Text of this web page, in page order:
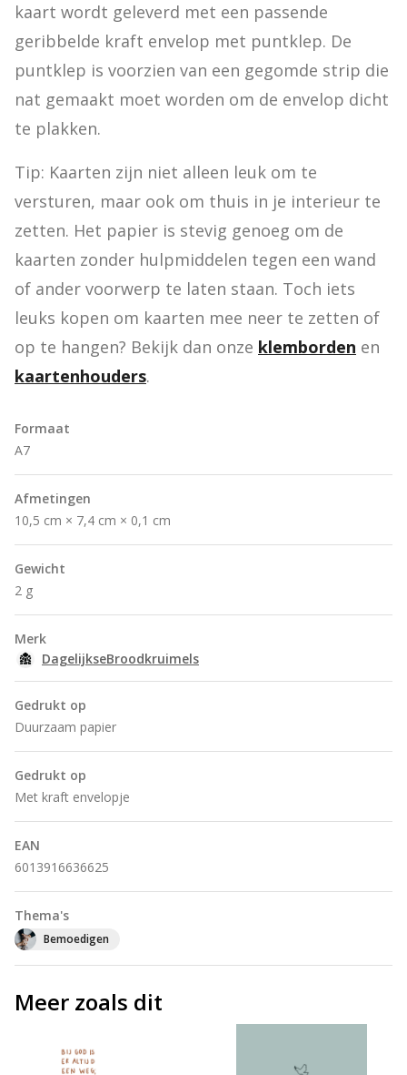
kaart wordt geleverd met een passende
geribbelde kraft envelop met puntklep. De
puntklep is voorzien van een gegomde strip die
nat gemaakt moet worden om de envelop dicht
te plakken.
Tip: Kaarten zijn niet alleen leuk om te
versturen, maar ook om thuis in je interieur te
zetten. Het papier is stevig genoeg om de
kaarten zonder hulpmiddelen tegen een wand
of ander voorwerp te laten staan. Toch iets
leuks kopen om kaarten mee neer te zetten of
op te hangen? Bekijk dan onze klemborden
kaartenhouders.
Formaat
A7
Afmetingen
10,5 cm × 7,4 cm × 0,1 cm
Gewicht
2 g
Merk
DagelijkseBroodkruimels
Gedrukt op
Duurzaam papier
Gedrukt op
Met kraft envelopje
EAN
6013916636625
Thema's
Bemoedigen
Meer zoals dit